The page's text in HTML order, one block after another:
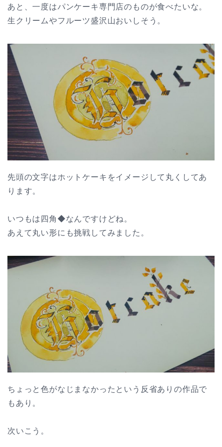
あと、一度はパンケーキ専門店のものが食べたいな。
生クリームやフルーツ盛沢山おいしそう。
先頭の文字はホットケーキをイメージして丸くしてあ
ります。
いつもは四角◆なんですけどね。
あえて丸い形にも挑戦してみました。
ちょっと色がなじまなかったという反省ありの作品で
もあり。
次いこう。